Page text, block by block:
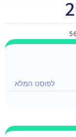
לפוסט המלא